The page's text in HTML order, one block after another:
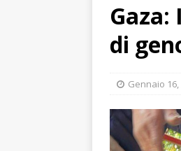
di
Gennaio 16,